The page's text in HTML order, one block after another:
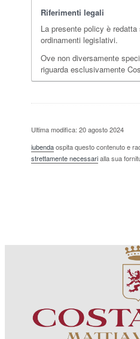
Riferimenti legali
La presente policy è
ordinamenti legislativi.
Ove non diversamente
riguarda esclusivamente
Ultima modifica: 20 agosto 2024
iubendaospita questo contenuto e
strettamente necessarialla sua